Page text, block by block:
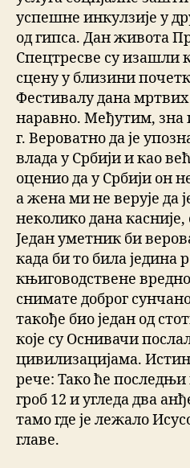
успешне инкулзије у
од гипса. Дан живота
Спецтресве су изашли
сцену у близини
Фестивалу дана
наравно. Међутим, зна
г. Вероватно да је
влада у Србији и као
оценио да у Србији он
а жена ми не верује да
неколико дана
Један уметник би
када би то била једина
књиговодствене
снимате доброг
такође био један од
које су Оснивачи
цивилизацијама.
рече: Тако ће последњи
гроб 12 и угледа два
тамо где је лежало
главе.